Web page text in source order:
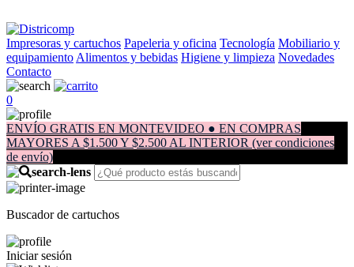
Impresoras y cartuchos Papeleria y oficina Tecnología Mobiliario y
equipamiento Alimentos y bebidas Higiene y limpieza Novedades
Contacto
0
ENVÍO GRATIS EN MONTEVIDEO ● EN COMPRAS
MAYORES A $1.500 Y $2.500 AL INTERIOR (ver condiciones
de envío)
Buscador de cartuchos
Iniciar sesión